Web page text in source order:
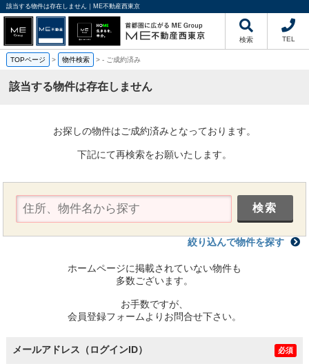
該当する物件は存在しません｜ME不動産西東京
検索 TEL
TOPページ > 物件検索 >- ご成約済み
該当する物件は存在しません
お探しの物件はご成約済みとなっております。
下記にて再検索をお願いたします。
絞り込んで物件を探す
ホームページに掲載されていない物件も
多数ございます。
お手数ですが、
会員登録フォームよりお問合せ下さい。
メールアドレス（ログインID） 必須